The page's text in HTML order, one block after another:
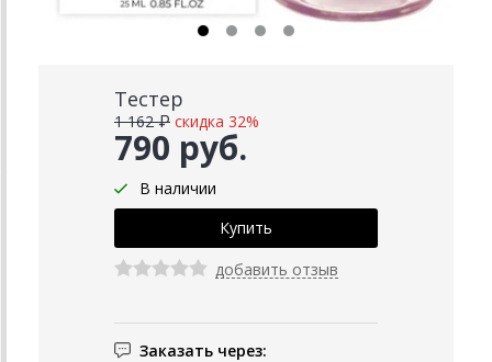
Тестер
790 руб.
1 162 ₽ скидка 32%
В наличии
добавить отзыв
Заказать через: